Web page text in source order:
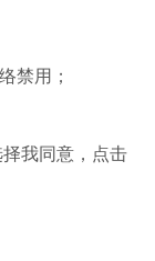
禁用；
我同意，点击